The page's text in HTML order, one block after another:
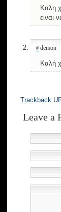
Καλη
ειναι
# demon
Καλή
Trackback
Leave a